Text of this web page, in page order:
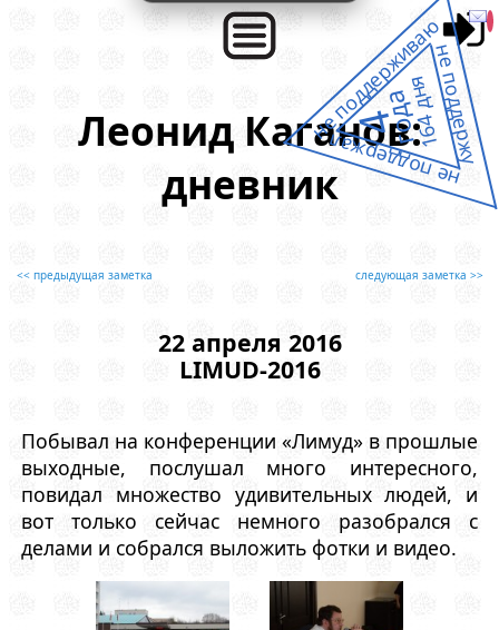
Леонид Каганов:
дневник
<< предыдущая заметка следующая заметка >>
22 апреля 2016
LIMUD-2016
Побывал на конференции «Лимуд» в прошлые
выходные, послушал много интересного,
повидал множество удивительных людей, и
вот только сейчас немного разобрался с
делами и собрался выложить фотки и видео.
не поддержал
не поддерживаюне поддержу
4
года164 дня